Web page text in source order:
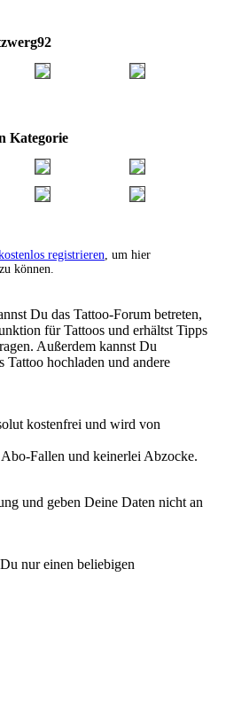
Kategorie
registrieren , um hier
können.
Du das Tattoo-Forum betreten,
für Tattoos und erhältst Tipps
Außerdem kannst Du
Tattoo hochladen und andere
kostenfrei und wird von
Fallen und keinerlei Abzocke.
und geben Deine Daten nicht an
nur einen beliebigen